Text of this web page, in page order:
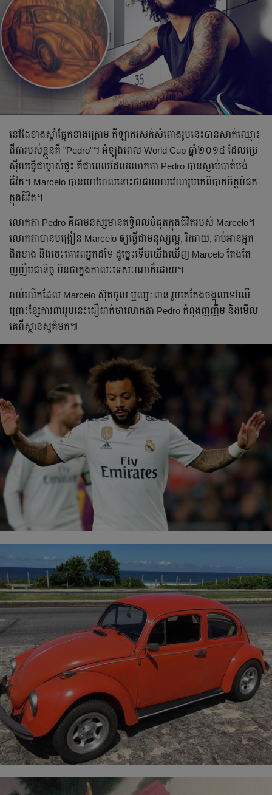
នៅដៃខាងស្ដាំផ្នែកខាងក្រោម កីឡាករសក់សំពោងរូបនេះបានសាក់ឈ្មោះ
ជីតារបស់ខ្លួនគឺ "Pedro”។ អំឡុងពេល World Cup ឆ្នាំ២០១៤ ដែលប្រេ
ស៊ីលធ្វើជាម្ចាស់ផ្ទះ គឺជាពេលដែលលោកតា Pedro បានស្លាប់បាត់បង់
ជីវិត។ Marcelo បានហៅពេលនោះថាជាពេលវេលារូបគេពិបាកចិត្តបំផុត
ក្នុងជីវិត។
លោកតា Pedro គឺជាមនុស្សមានឥទ្ធិពលបំផុតក្នុងជីវិតរបស់ Marcelo។
លោកតាបានបង្រៀន Marcelo ឲ្យធ្វើជាមនុស្សល្អ, រីករាយ, រាប់អានអ្នក
ជិតខាង និងចេះគោរពអ្នកដទៃ ដូច្នេះទើបយើងឃើញ Marcelo តែងតែ
ញញឹមជានិច្ច មិនថាក្នុងកាលៈទេសៈណាក៏ដោយ។
រាល់លើកដែល Marcelo ស៊ុតចូល ឬឈ្នះពាន រូបគេតែងចង្អុលទៅលើ
ព្រោះខ្សែការពាររូបនេះជឿជាក់ថាលោកតា Pedro កំពុងញញឹម និងមើល
គេពីស្ថានសួគ៌មក៕